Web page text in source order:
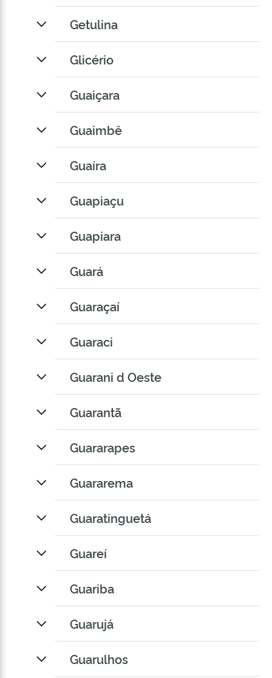
Getulina
Glicério
Guaiçara
Guaimbê
Guaíra
Guapiaçu
Guapiara
Guará
Guaraçaí
Guaraci
Guarani d Oeste
Guarantã
Guararapes
Guararema
Guaratinguetá
Guareí
Guariba
Guarujá
Guarulhos